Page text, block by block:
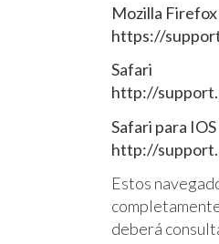
Mozilla Firefox
https://
Safari
http://
Safari para
http://
Estos
deberá